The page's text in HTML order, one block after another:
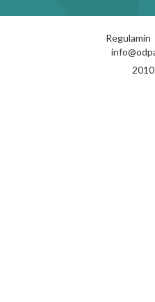
Regulamin